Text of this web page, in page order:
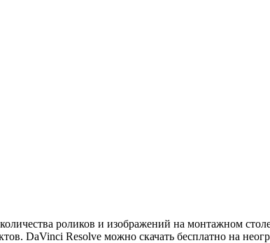
роликов и изображений на монтажном
DaVinci Resolve можно скачать бесплатно на